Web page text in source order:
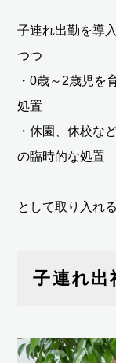
子連れ出勤を導
つつ
・0歳～2歳児を
処置
・休園、休校な
の臨時的な処置
として取り入れ
子連れ出